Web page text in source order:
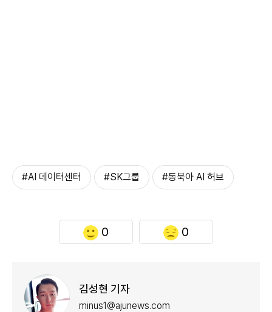
#AI 데이터센터 #SK그룹 #동북아 AI 허브
0 0
김성현 기자
minus1@ajunews.com